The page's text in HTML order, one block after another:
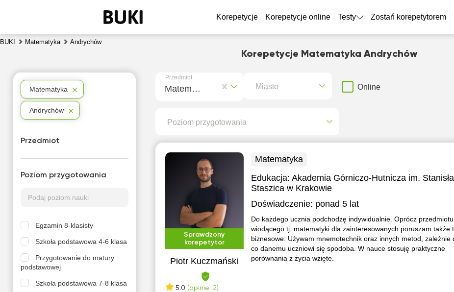
Korepetycje Korepetycje online Testy Zostań korepetytorem
BUKI Matematyka Andrychów
Korepetycje Matematyka Andrychów
Przedmiot
Matematyka Miasto Online
Poziom przygotowania
Sprawdzony
korepetytor
Piotr Kuczmański
5.0 (opinie: 2)
Matematyka
Edukacja: Akademia Górniczo-Hutnicza im.
Staszica w Krakowie
Doświadczenie: ponad 5 lat
Do każdego ucznia podchodzę indywidualnie. Oprócz przedmiotu
wiodącego tj. matematyki dla zainteresowanych poruszam także
biznesowe. Używam mnemotechnik oraz innych metod, zależnie
co danemu uczniowi się spodoba. W nauce stosuję praktyczne
porównania z życia wzięte.
Matematyka
Andrychów
Przedmiot
Poziom przygotowania
Egzamin 8-klasisty
Szkoła podstawowa 4-6 klasa
Przygotowanie do matury
podstawowej
Szkoła podstawowa 7-8 klasa